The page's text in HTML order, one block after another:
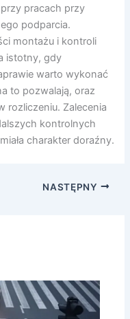
pracach przy
podparcia.
montażu i kontroli
istotny, gdy
warto wykonać
to pozwalają, oraz
rozliczeniu. Zalecenia
kontrolnych
charakter doraźny.
NASTĘPNY